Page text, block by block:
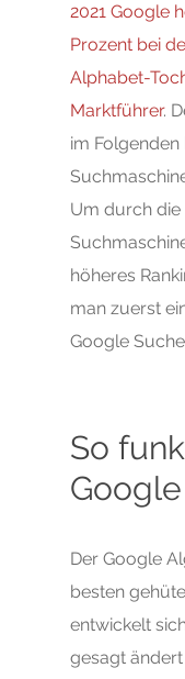
2021 Google
Prozent bei
Alphabet-
Marktführer.
im
Um durch die
höheres
man zuerst
Google
So
Der Google
besten
entwickelt
gesagt